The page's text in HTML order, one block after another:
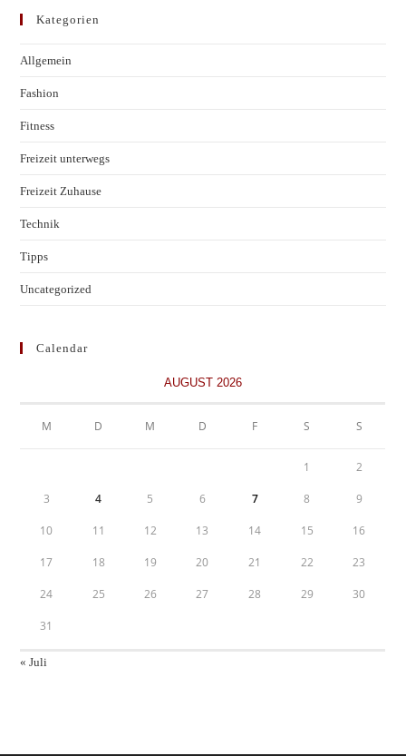
Kategorien
Allgemein
Fashion
Fitness
Freizeit unterwegs
Freizeit Zuhause
Technik
Tipps
Uncategorized
Calendar
AUGUST 2026
M D M D F S S
1 2
3 4 5 6 7 8 9
10 11 12 13 14 15 16
17 18 19 20 21 22 23
24 25 26 27 28 29 30
31
« Juli